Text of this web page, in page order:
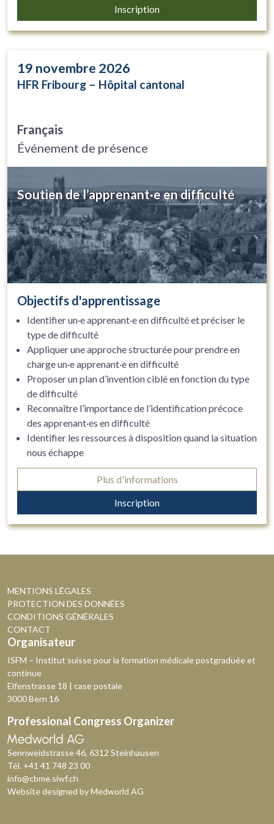
Inscription
19 novembre 2026
HFR Fribourg – Hôpital cantonal
Français
Événement de présence
Soutien de l’apprenant·e en difficulté
Objectifs d'apprentissage
Identifier un·e apprenant·e en difficulté et préciser le
type de difficulté
Appliquer une approche structurée pour prendre en
charge un·e apprenant·e en difficulté
Proposer un plan d’invention ciblé en fonction du type
de difficulté
Reconnaître l’importance de l’identification précoce
des apprenant·es en difficulté
Identifier les ressources à disposition quand la situation
nous échappe
Plus d'informations
Inscription
MENTIONS LÉGALES
PROTECTION DES DONNÉES
CONDITIONS GÉNÉRALES
CONTACT
Organisateur
ISFM – Institut suisse pour la formation médicale postgraduée et
continue
Elfenstrasse 18 | case postale
3000 Bern 16
Professional Congress Organizer
Sennweidstrasse 46, 6312 Steinhausen
Tél. +41 41 748 23 00
info@cbme.siwf.ch
Website designed byMedworld AG